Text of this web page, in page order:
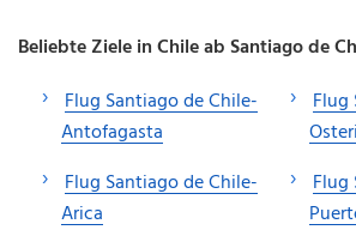
Beliebte Ziele in Chile ab Santiago de
Flug Santiago de Chile-
Antofagasta
Flug Santiago de Chile-
Arica
Flug
Flug